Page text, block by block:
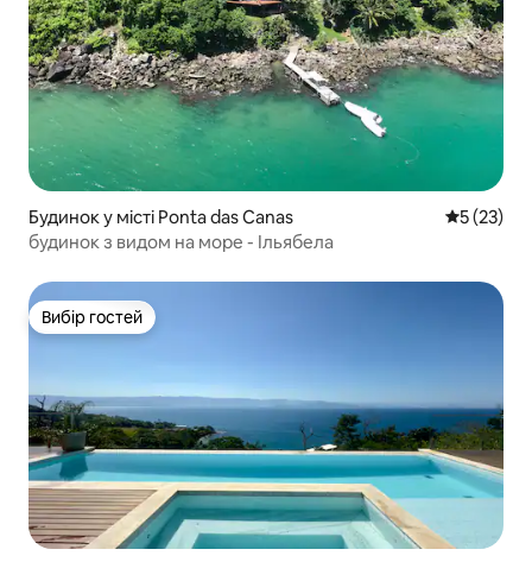
Будинок у місті Ponta das Canas Середня
5 (23)
будинок з видом на море - Ільябела
Вибір гостей
Вибір гостей